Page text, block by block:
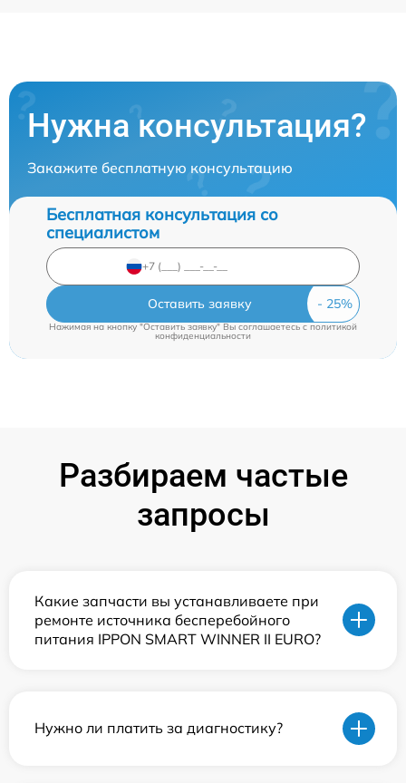
Нужна консультация?
Закажите бесплатную консультацию
Бесплатная консультация со
специалистом
Оставить заявку
Нажимая на кнопку "Оставить заявку" Вы соглашаетесь cполитикой
конфиденциальности
Разбираем частые
запросы
Какие запчасти вы устанавливаете при
ремонте источника бесперебойного
питания IPPON SMART WINNER II EURO?
Нужно ли платить за диагностику?